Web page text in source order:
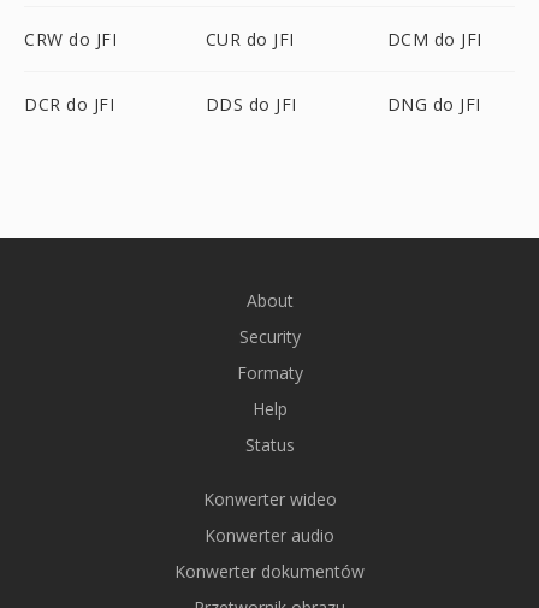
CRW do JFI CUR do JFI DCM do JFI
DCR do JFI DDS do JFI DNG do JFI
About
Security
Formaty
Help
Status
Konwerter wideo
Konwerter audio
Konwerter dokumentów